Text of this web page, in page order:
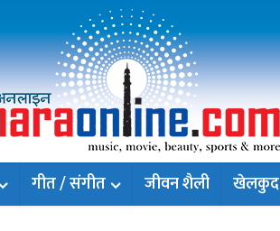
गीत / संगीत जीवन शैली खेलकुद